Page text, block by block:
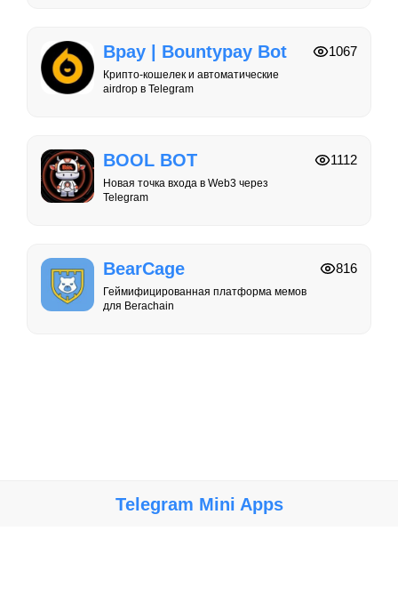
Bpay | Bountypay Bot
Крипто-кошелек и автоматические
airdrop в Telegram
1067
BOOL BOT
Новая точка входа в Web3 через
Telegram
1112
BearCage
Геймифицированная платформа мемов
для Berachain
816
Telegram Mini Apps